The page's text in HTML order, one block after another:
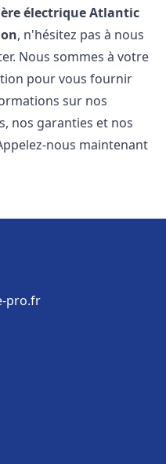
électrique Atlantic
, n'hésitez pas à nous
Nous sommes à votre
pour vous fournir
sur nos
nos garanties et nos
nous maintenant
pro.fr